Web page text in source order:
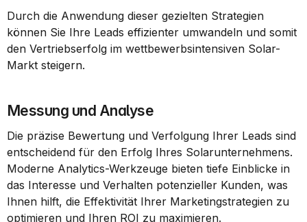
Durch die Anwendung dieser gezielten Strategien
können Sie Ihre Leads effizienter umwandeln und somit
den Vertriebserfolg im wettbewerbsintensiven Solar-
Markt steigern.
Messung und Analyse
Die präzise Bewertung und Verfolgung Ihrer Leads sind
entscheidend für den Erfolg Ihres Solarunternehmens.
Moderne Analytics-Werkzeuge bieten tiefe Einblicke in
das Interesse und Verhalten potenzieller Kunden, was
Ihnen hilft, die Effektivität Ihrer Marketingstrategien zu
optimieren und Ihren ROI zu maximieren.